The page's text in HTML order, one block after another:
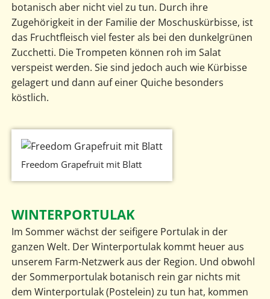
botanisch aber nicht viel zu tun. Durch ihre
Zugehörigkeit in der Familie der Moschuskürbisse, ist
das Fruchtfleisch viel fester als bei den dunkelgrünen
Zucchetti. Die Trompeten können roh im Salat
verspeist werden. Sie sind jedoch auch wie Kürbisse
gelagert und dann auf einer Quiche besonders
köstlich.
Freedom Grapefruit mit Blatt
WINTERPORTULAK
Im Sommer wächst der seifigere Portulak in der
ganzen Welt. Der Winterportulak kommt heuer aus
unserem Farm-Netzwerk aus der Region. Und obwohl
der Sommerportulak botanisch rein gar nichts mit
dem Winterportulak (Postelein) zu tun hat, kommen